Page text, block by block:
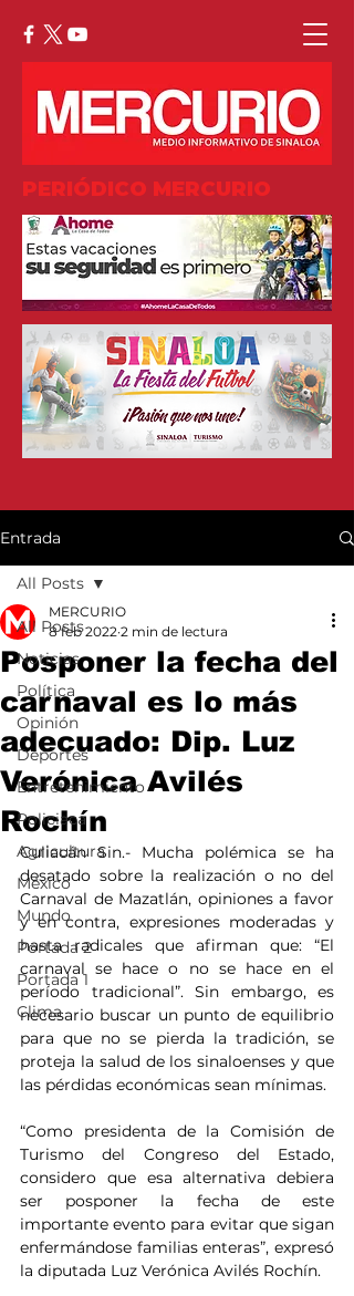
PERIÓDICO MERCURIO
Entrada
All Posts
Noticias
Política
Opinión
Deportes
Entretenimiento
Policiaca
Agricultura
México
Mundo
Portada 2
Portada 1
Clima
All Posts
Posponer la fecha del
carnaval es lo más
adecuado: Dip. Luz
Verónica Avilés
Rochín
MERCURIO
8 feb 2022 2 min de lectura
Culiacán Sin.- Mucha polémica se ha
desatado sobre la realización o no del
Carnaval de Mazatlán, opiniones a favor
y en contra, expresiones moderadas y
hasta radicales que afirman que: “El
carnaval se hace o no se hace en el
período tradicional”. Sin embargo, es
necesario buscar un punto de equilibrio
para que no se pierda la tradición, se
proteja la salud de los sinaloenses y que
las pérdidas económicas sean mínimas.
“Como presidenta de la Comisión de
Turismo del Congreso del Estado,
considero que esa alternativa debiera
ser posponer la fecha de este
importante evento para evitar que sigan
enfermándose familias enteras”, expresó
la diputada Luz Verónica Avilés Rochín.